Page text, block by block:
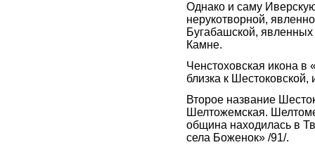
Однако и саму
нерукотворной,
Бугабашской,
Камне.
Ченстоховская икона
близка к Шестоковской,
Второе название
Шелтожемская.
община находилась в
села Боженок» /91/.